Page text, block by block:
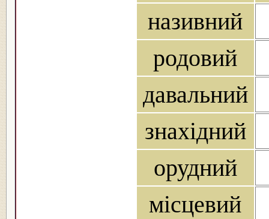
називний
родовий
давальний
знахідний
орудний
місцевий